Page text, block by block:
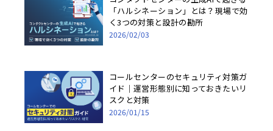
「ハルシネーション」とは？現場で効
く3つの対策と設計の勘所
2026/02/03
コールセンターのセキュリティ対策ガ
イド｜運営形態別に知っておきたいリ
スクと対策
2026/01/15